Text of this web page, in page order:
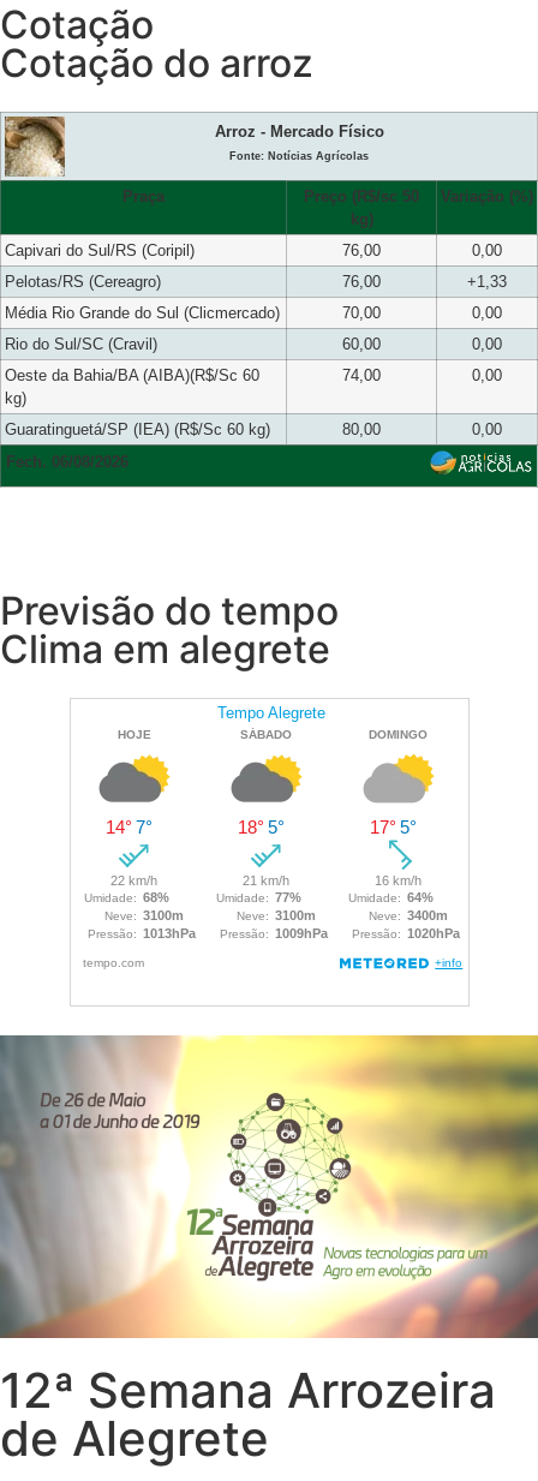
Cotação
Cotação do arroz
Arroz - Mercado Físico
Fonte: Notícias Agrícolas
Praça
Preço (R$/sc 50
kg)
Variação (%)
Capivari do Sul/RS (Coripil) 76,00
0,00
Pelotas/RS (Cereagro)
76,00
+1,33
Média Rio Grande do Sul (Clicmercado)
70,00
0,00
Rio do Sul/SC (Cravil)
60,00
0,00
Oeste da Bahia/BA (AIBA)(R$/Sc 60
kg)
74,00 0,00
Guaratinguetá/SP (IEA) (R$/Sc 60 kg) 80,00
0,00
Fech. 06/08/2026
Previsão do tempo
Clima em alegrete
12ª Semana Arrozeira
de Alegrete